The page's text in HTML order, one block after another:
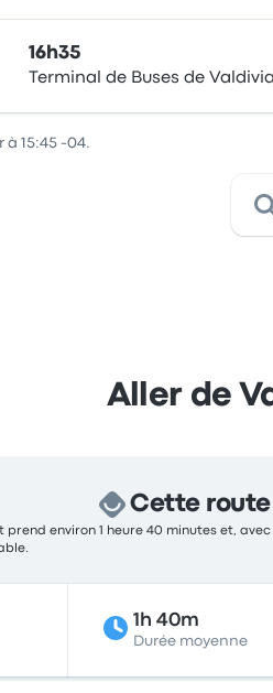
16h35
Terminal de Buses de Valdivia
à 15:45 -04.
Aller de
Cette route
prend environ 1 heure 40 minutes et,
1h 40m
Durée moyenne